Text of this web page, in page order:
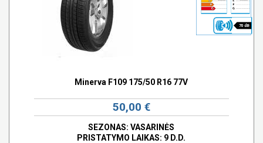
70 dB
Minerva F109 175/50 R16 77V
50,00 €
SEZONAS: VASARINĖS
PRISTATYMO LAIKAS: 9 D.D.